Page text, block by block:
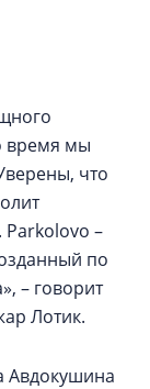
время мы
что
Parkolovo –
по
– говорит
Лотик.
Авдокушина